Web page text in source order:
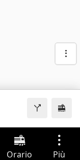
Orario Più